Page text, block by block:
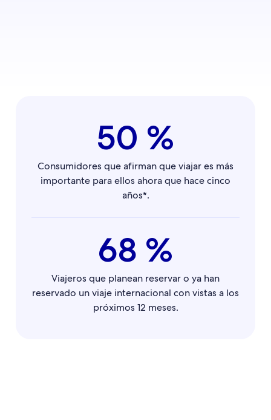
50 %
Consumidores que afirman que viajar es más
importante para ellos ahora que hace cinco
años*.
68 %
Viajeros que planean reservar o ya han
reservado un viaje internacional con vistas a los
próximos 12 meses.